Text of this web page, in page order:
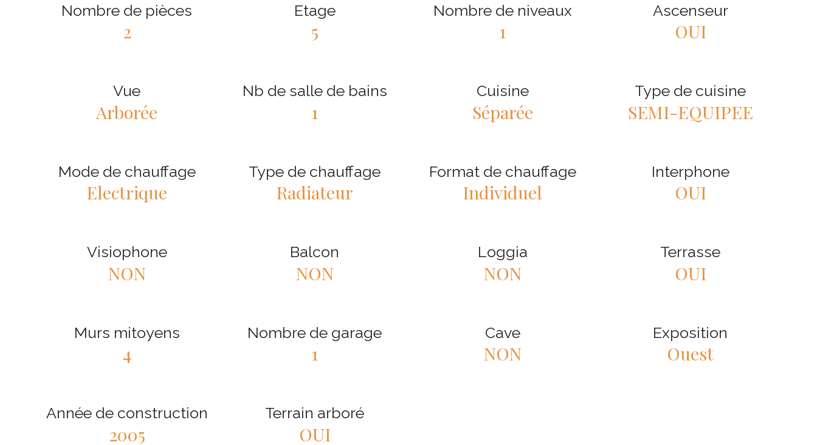
Nombre de pièces
2
Etage
5
Nombre de niveaux
1
Ascenseur
OUI
Vue
Arborée
Nb de salle de bains
1
Cuisine
Séparée
Type de cuisine
SEMI-EQUIPEE
Mode de chauffage
Electrique
Type de chauffage
Radiateur
Format de chauffage
Individuel
Interphone
OUI
Visiophone
NON
Balcon
NON
Loggia
NON
Terrasse
OUI
Murs mitoyens
4
Nombre de garage
1
Cave
NON
Exposition
Ouest
Année de construction
2005
Terrain arboré
OUI